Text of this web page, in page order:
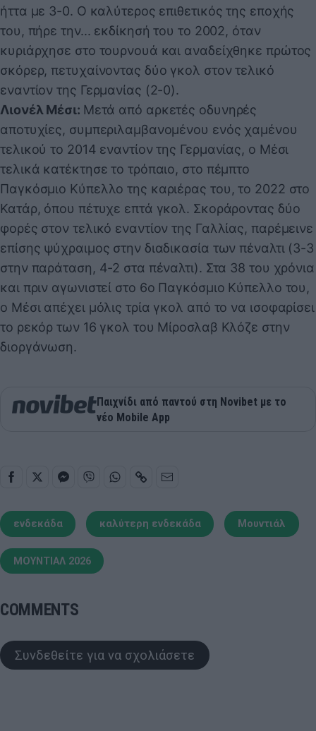
ήττα με 3-0. Ο καλύτερος επιθετικός της εποχής
του, πήρε την... εκδίκησή του το 2002, όταν
κυριάρχησε στο τουρνουά και αναδείχθηκε πρώτος
σκόρερ, πετυχαίνοντας δύο γκολ στον τελικό
εναντίον της Γερμανίας (2-0).
Λιονέλ Μέσι: Μετά από αρκετές οδυνηρές
αποτυχίες, συμπεριλαμβανομένου ενός χαμένου
τελικού το 2014 εναντίον της Γερμανίας, ο Μέσι
τελικά κατέκτησε το τρόπαιο, στο πέμπτο
Παγκόσμιο Κύπελλο της καριέρας του, το 2022 στο
Κατάρ, όπου πέτυχε επτά γκολ. Σκοράροντας δύο
φορές στον τελικό εναντίον της Γαλλίας, παρέμεινε
επίσης ψύχραιμος στην διαδικασία των πέναλτι (3-3
στην παράταση, 4-2 στα πέναλτι). Στα 38 του χρόνια
και πριν αγωνιστεί στο 6ο Παγκόσμιο Κύπελλο του,
ο Μέσι απέχει μόλις τρία γκολ από το να ισοφαρίσει
το ρεκόρ των 16 γκολ του Μίροσλαβ Κλόζε στην
διοργάνωση.
Παιχνίδι από παντού στη Novibet με το
νέο Mobile App
ενδεκάδα καλύτερη ενδεκάδα Μουντιάλ
ΜΟΥΝΤΙΑΛ 2026
COMMENTS
Συνδεθείτε για να σχολιάσετε